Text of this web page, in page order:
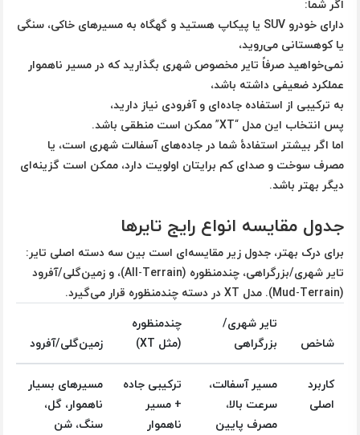
اگر شما:
دارای خودرو SUV یا پیکاپ هستید و گهگاه به مسیرهای خاکی، سنگی
یا کوهستانی می‌روید،
نمی‌خواهید صرفاً تایر مخصوص شهری بگذارید که در مسیر ناهموار
عملکرد ضعیفی داشته باشد،
به ترکیبی از استفاده جاده‌ای و آفرودی نیاز دارید،
پس انتخاب این مدل “XT” ممکن است منطقی باشد.
اما اگر بیشتر استفادهٔ شما در جاده‌های آسفالت شهری است، یا
مصرف سوخت و صدای کم برایتان اولویت دارد، ممکن است گزینه‌ای
دیگر بهتر باشد.
جدول مقایسه انواع رایج تایرها
برای درک بهتر، جدول زیر مقایسه‌ای است بین سه دسته اصلی تایر:
تایر شهری/بزرگراهی، چندمنظوره (All‑Terrain)، و زمین‌گلی/آفرود
(Mud‑Terrain). مدل XT در دسته چندمنظوره قرار می‌گیرد.
شاخص
تایر شهری/
بزرگراهی
چندمنظوره
(مثل XT)
زمین‌گلی/آفرود
کاربرد
اصلی
مسیر آسفالت،
سرعت بالا،
مصرف پایین
ترکیبی جاده
+ مسیر
ناهموار
مسیرهای بسیار
ناهموار، گل،
سنگ، شن